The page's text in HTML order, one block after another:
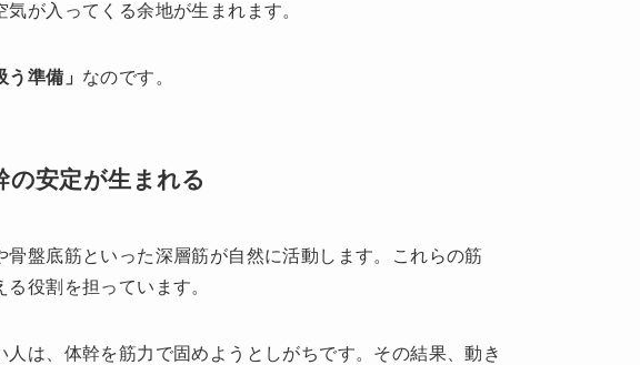
が入ってくる余地が生まれます。
準備」 なのです。
安定が生まれる
骨盤底筋といった深層筋が自然に活動します。これらの筋
役割を担っています。
人は、体幹を筋力で固めようとしがちです。その結果、動き